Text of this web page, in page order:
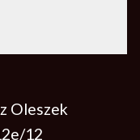
Oleszek
12